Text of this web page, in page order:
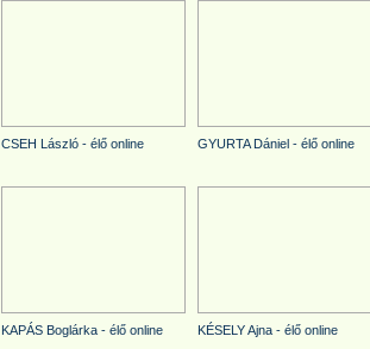
CSEH László - élő online GYURTA Dániel - élő online
KAPÁS Boglárka - élő online KÉSELY Ajna - élő online